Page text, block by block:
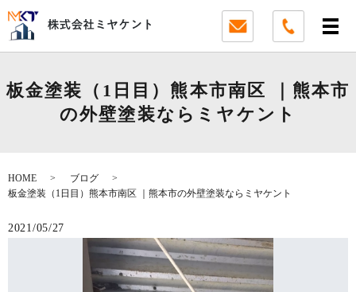
板金塗装（1日目）熊本市南区 ｜熊本市
の外壁塗装ならミヤケント
HOME
ブログ
板金塗装（1日目）熊本市南区 ｜熊本市の外壁塗装ならミヤケント
2021/05/27